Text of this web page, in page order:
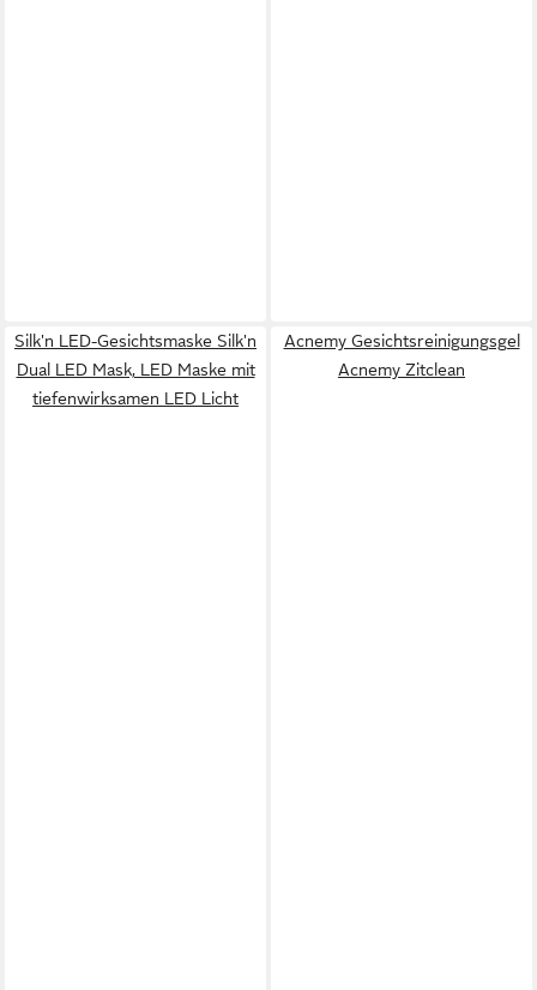
Silk'n LED-Gesichtsmaske Silk'n
Dual LED Mask, LED Maske mit
tiefenwirksamen LED Licht
Acnemy Gesichtsreinigungsgel
Acnemy Zitclean